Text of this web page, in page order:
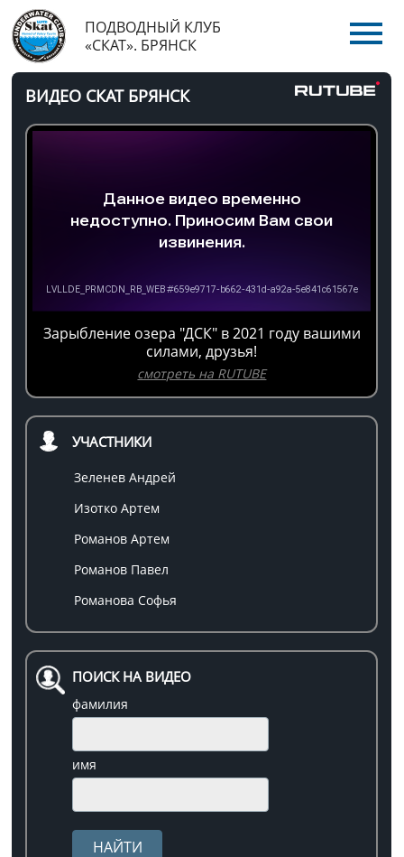
ПОДВОДНЫЙ КЛУБ
«СКАТ». БРЯНСК
ВИДЕО СКАТ БРЯНСК
Зарыбление озера "ДСК" в 2021 году вашими
силами, друзья!
смотреть на RUTUBE
УЧАСТНИКИ
Зеленев Андрей
Изотко Артем
Романов Артем
Романов Павел
Романова Софья
ПОИСК НА ВИДЕО
фамилия
имя